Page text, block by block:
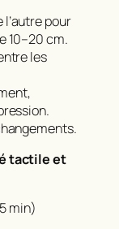
l’autre pour
10–20 cm.
les
tactile et
min)